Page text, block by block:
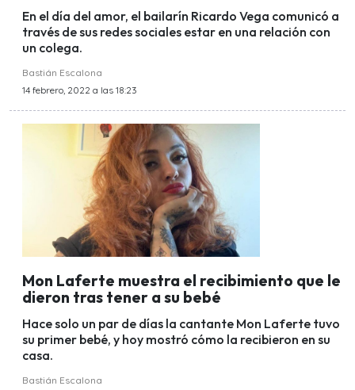
En el día del amor, el bailarín Ricardo Vega comunicó a
través de sus redes sociales estar en una relación con
un colega.
Bastián Escalona
14 febrero, 2022 a las 18:23
Mon Laferte muestra el recibimiento que le
dieron tras tener a su bebé
Hace solo un par de días la cantante Mon Laferte tuvo
su primer bebé, y hoy mostró cómo la recibieron en su
casa.
Bastián Escalona